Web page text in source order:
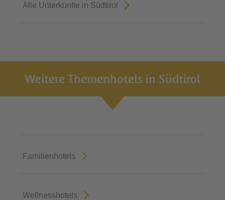
Alle Unterkünfte in Südtirol
Weitere Themenhotels in Südtirol
Familienhotels
Wellnesshotels